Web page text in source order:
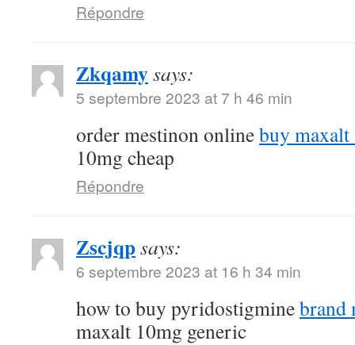
Répondre
Zkqamysays:
5 septembre 2023 at 7 h 46 min
order mestinon onlinebuy
10mg cheap
Répondre
Zscjqpsays:
6 septembre 2023 at 16 h 34 min
how to buy pyridostigminebrand
maxalt 10mg generic